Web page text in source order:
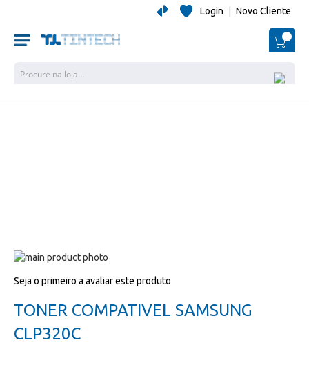
Login Novo Cliente
O
Salte
o
galeria
de
para
início
da
galeria
Seja o primeiro a avaliar este produto
TONER COMPATIVEL SAMSUNG
CLP320C